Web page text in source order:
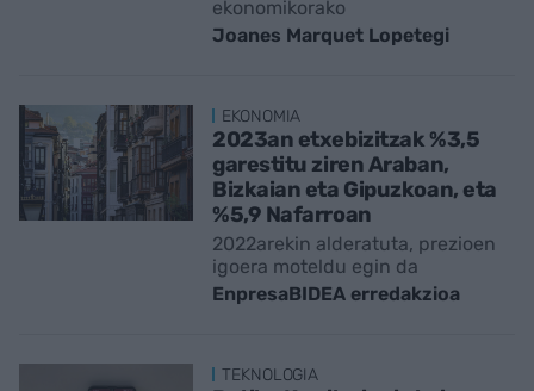
ekonomikorako
Joanes Marquet Lopetegi
EKONOMIA
2023an etxebizitzak %3,5
garestitu ziren Araban,
Bizkaian eta Gipuzkoan, eta
%5,9 Nafarroan
2022arekin alderatuta, prezioen
igoera moteldu egin da
EnpresaBIDEA erredakzioa
TEKNOLOGIA